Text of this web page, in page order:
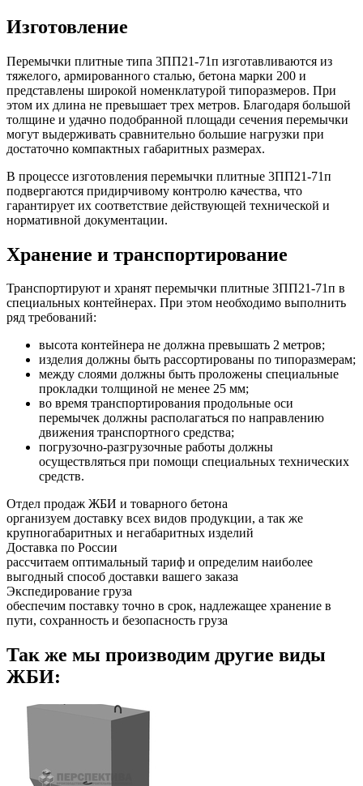
Изготовление
Перемычки плитные типа 3ПП21-71п изготавливаются из
тяжелого, армированного сталью, бетона марки 200 и
представлены широкой номенклатурой типоразмеров. При
этом их длина не превышает трех метров. Благодаря большой
толщине и удачно подобранной площади сечения перемычки
могут выдерживать сравнительно большие нагрузки при
достаточно компактных габаритных размерах.
В процессе изготовления перемычки плитные 3ПП21-71п
подвергаются придирчивому контролю качества, что
гарантирует их соответствие действующей технической и
нормативной документации.
Хранение и транспортирование
Транспортируют и хранят перемычки плитные 3ПП21-71п в
специальных контейнерах. При этом необходимо выполнить
ряд требований:
высота контейнера не должна превышать 2 метров;
изделия должны быть рассортированы по типоразмерам;
между слоями должны быть проложены специальные
прокладки толщиной не менее 25 мм;
во время транспортирования продольные оси
перемычек должны располагаться по направлению
движения транспортного средства;
погрузочно-разгрузочные работы должны
осуществляться при помощи специальных технических
средств.
Отдел продаж ЖБИ и товарного бетона
организуем доставку всех видов продукции, а так же
крупногабаритных и негабаритных изделий
Доставка по России
рассчитаем оптимальный тариф и определим наиболее
выгодный способ доставки вашего заказа
Экспедирование груза
обеспечим поставку точно в срок, надлежащее хранение в
пути, сохранность и безопасность груза
Так же мы производим другие виды
ЖБИ: